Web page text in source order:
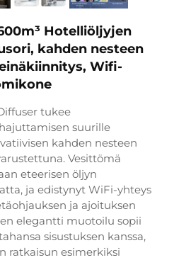
Hotelliöljyjen
kahden nesteen
Wifi-
tukee
suurille
kahden nesteen
Vesittömä
eteerisen öljyn
ja edistynyt WiFi-yhteys
ja ajoituksen
elegantti muotoilu sopii
sisustuksen kanssa,
ratkaisun esimerkiksi